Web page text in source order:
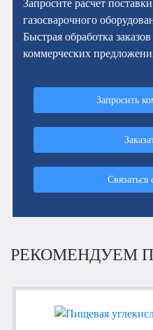
Запросите расчет
газосварочного
Быстрая обработка
коммерческих
Запросить
РЕКОМЕНДУЕМ